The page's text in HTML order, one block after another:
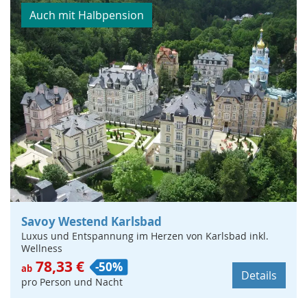
Auch mit Halbpension
Savoy Westend Karlsbad
Luxus und Entspannung im Herzen von Karlsbad inkl.
Wellness
ab 78,33 € -50%
pro Person und Nacht Details